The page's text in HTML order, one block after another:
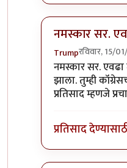
नमस्कार सर.
Trumpरविवार, 15/
In reply to
नमस्कार सर.
झाला. तुम्ही
प्रतिसाद म्हणजे
प्रतिसाद